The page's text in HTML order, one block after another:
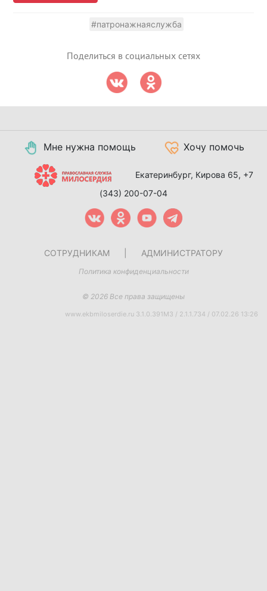
#патронажнаяслужба
Поделиться в социальных сетях
Мне нужна помощь Хочу помочь
Екатеринбург, Кирова 65, +7
(343) 200-07-04
СОТРУДНИКАМ АДМИНИСТРАТОРУ
Политика конфиденциальности
© 2026 Все права защищены
www.ekbmiloserdie.ru 3.1.0.391M3 / 2.1.1.734 / 07.02.26 13:26